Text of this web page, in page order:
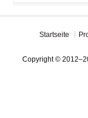
Startseite
Copyright ©